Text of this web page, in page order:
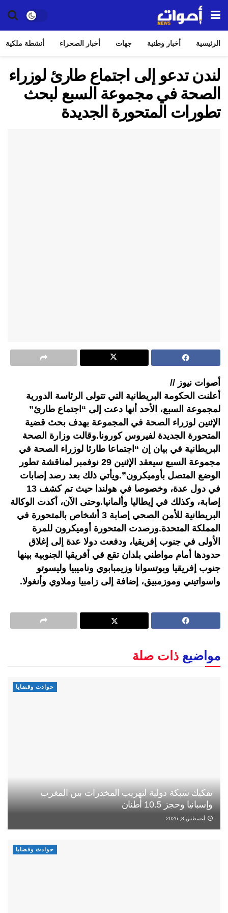
الرئيسية أخبار وطنية جهات أخبار الصحراء أنشطة ملكية
لندن تدعو إلى اجتماع طارئ لوزراء
الصحة في مجموعة السبع لبحث
تطورات المتحورة الجديدة
أصوات نيوز //
أعلنت الحكومة البريطانية التي تتولى الرئاسة الدورية
لمجموعة السبع، الأحد أنها دعت إلى “اجتماع طارئ”
الإثنين لوزراء الصحة في المجموعة بهدف بحث قضية
المتحورة الجديدة لفيروس كورونا.وقالت وزارة الصحة
البريطانية في بيان إن “اجتماعا طارئا لوزراء الصحة في
مجموعة السبع سيعقد الإثنين 29 نوفمبر لمناقشة تطور
الوضع المتصل بأوميكرون”.ويأتي ذلك بعد رصد إصابات
في دول عدة، وخصوصا في هولندا حيث تم كشف 13
إصابة، وكذلك في إيطاليا وألمانيا.وحتى الآن، أكدت الوكالة
البريطانية للأمن الصحي إصابة 3 أشخاص بالمتحورة في
المملكة المتحدة.ورصدت المتحورة أوميكرون للمرة
الأولى في جنوب إفريقيا، ودفعت دولا عدة إلى إغلاق
حدودها أمام مواطني بلدان تقع في أفريقيا الجنوبية بينها
جنوب إفريقيا وبوتسوانا وزيمبابوي وناميبيا وليسوتو
واسواتيني وموزمبيق، إضافة إلى زامبيا وملاوي وأنغولا.
مواضيع ذات صلة
حوادث وقضايا
تفكيك شبكة دولية لتهريب المخدرات بين المغرب
وإسبانيا وحجز 10.5 أطنان
أغسطس 8, 2026
حوادث وقضايا